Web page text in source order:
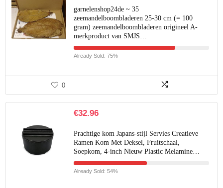
garnelenshop24de ~ 35
zeemandelboombladeren 25-30 cm (= 100
gram) zeemandelboombladeren origineel A-
merkproduct van SMJS…
Already Sold: 75%
0
€32.96
Prachtige kom Japans-stijl Servies Creatieve
Ramen Kom Met Deksel, Fruitschaal,
Soepkom, 4-inch Nieuw Plastic Melamine…
Already Sold: 54%